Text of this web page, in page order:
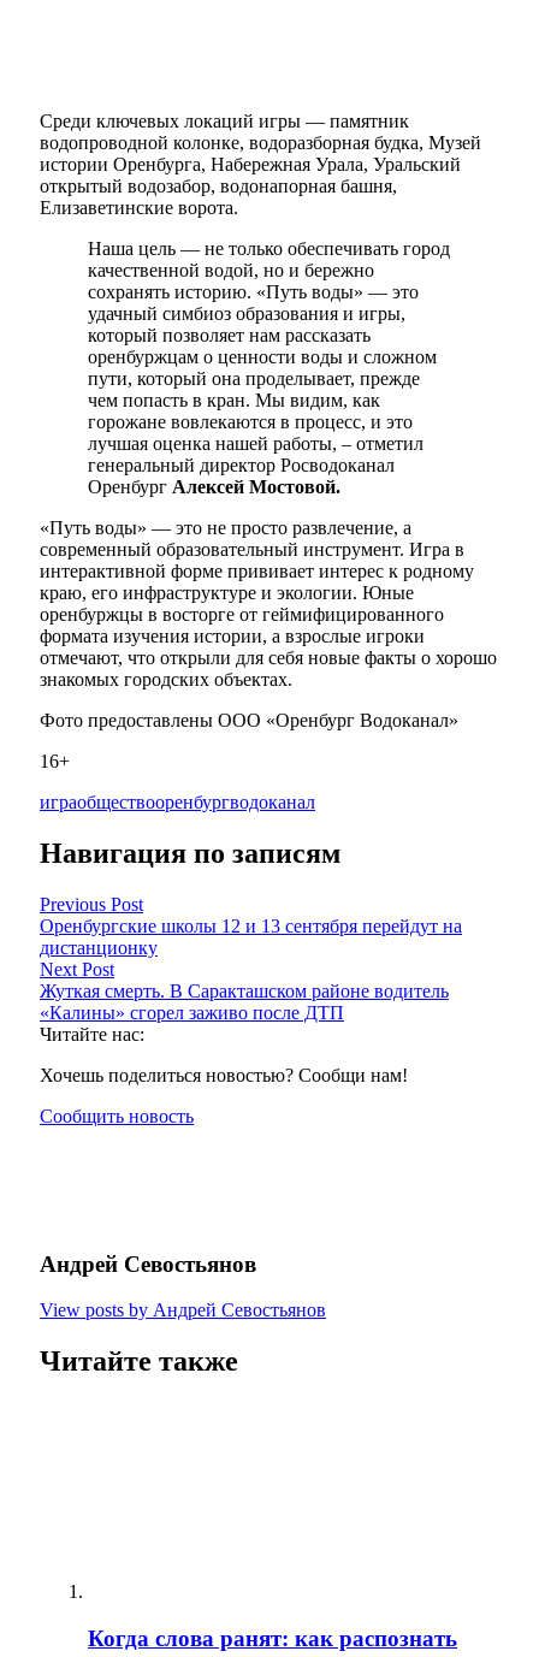
Среди ключевых локаций игры — памятник
водопроводной колонке, водоразборная будка, Музей
истории Оренбурга, Набережная Урала, Уральский
открытый водозабор, водонапорная башня,
Елизаветинские ворота.
Наша цель — не только обеспечивать город
качественной водой, но и бережно
сохранять историю. «Путь воды» — это
удачный симбиоз образования и игры,
который позволяет нам рассказать
оренбуржцам о ценности воды и сложном
пути, который она проделывает, прежде
чем попасть в кран. Мы видим, как
горожане вовлекаются в процесс, и это
лучшая оценка нашей работы, – отметил
генеральный директор Росводоканал
Оренбург Алексей Мостовой.
«Путь воды» — это не просто развлечение, а
современный образовательный инструмент. Игра в
интерактивной форме прививает интерес к родному
краю, его инфраструктуре и экологии. Юные
оренбуржцы в восторге от геймифицированного
формата изучения истории, а взрослые игроки
отмечают, что открыли для себя новые факты о хорошо
знакомых городских объектах.
Фото предоставлены ООО «Оренбург Водоканал»
16+
играобществооренбургводоканал
Навигация по записям
Previous Post
Оренбургские школы 12 и 13 сентября перейдут на
дистанционку
Next Post
Жуткая смерть. В Саракташском районе водитель
«Калины» сгорел заживо после ДТП
Читайте нас:
Хочешь поделиться новостью? Сообщи нам!
Сообщить новость
Андрей Севостьянов
View posts by Андрей Севостьянов
Читайте также
Когда слова ранят: как распознать